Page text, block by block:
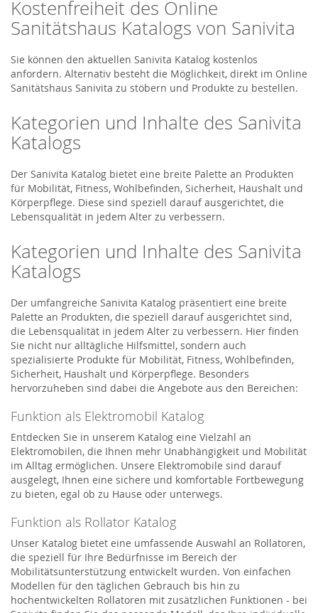
Kostenfreiheit des Online
Sanitätshaus Katalogs von Sanivita
Sie können den aktuellen Sanivita Katalog kostenlos
anfordern. Alternativ besteht die Möglichkeit, direkt im Online
Sanitätshaus Sanivita zu stöbern und Produkte zu bestellen.
Kategorien und Inhalte des Sanivita
Katalogs
Der Sanivita Katalog bietet eine breite Palette an Produkten
für Mobilität, Fitness, Wohlbefinden, Sicherheit, Haushalt und
Körperpflege. Diese sind speziell darauf ausgerichtet, die
Lebensqualität in jedem Alter zu verbessern.
Kategorien und Inhalte des Sanivita
Katalogs
Der umfangreiche Sanivita Katalog präsentiert eine breite
Palette an Produkten, die speziell darauf ausgerichtet sind,
die Lebensqualität in jedem Alter zu verbessern. Hier finden
Sie nicht nur alltägliche Hilfsmittel, sondern auch
spezialisierte Produkte für Mobilität, Fitness, Wohlbefinden,
Sicherheit, Haushalt und Körperpflege. Besonders
hervorzuheben sind dabei die Angebote aus den Bereichen:
Funktion als Elektromobil Katalog
Entdecken Sie in unserem Katalog eine Vielzahl an
Elektromobilen, die Ihnen mehr Unabhängigkeit und Mobilität
im Alltag ermöglichen. Unsere Elektromobile sind darauf
ausgelegt, Ihnen eine sichere und komfortable Fortbewegung
zu bieten, egal ob zu Hause oder unterwegs.
Funktion als Rollator Katalog
Unser Katalog bietet eine umfassende Auswahl an Rollatoren,
die speziell für Ihre Bedürfnisse im Bereich der
Mobilitätsunterstützung entwickelt wurden. Von einfachen
Modellen für den täglichen Gebrauch bis hin zu
hochentwickelten Rollatoren mit zusätzlichen Funktionen - bei